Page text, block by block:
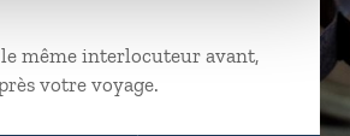
le même interlocuteur avant,
votre voyage.